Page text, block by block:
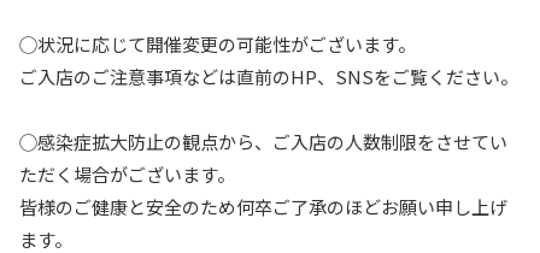
◯状況に応じて開催変更の可能性がございます。
ご入店のご注意事項などは直前のHP、SNSをご覧ください。
◯感染症拡大防止の観点から、ご入店の人数制限をさせてい
ただく場合がございます。
皆様のご健康と安全のため何卒ご了承のほどお願い申し上げ
ます。